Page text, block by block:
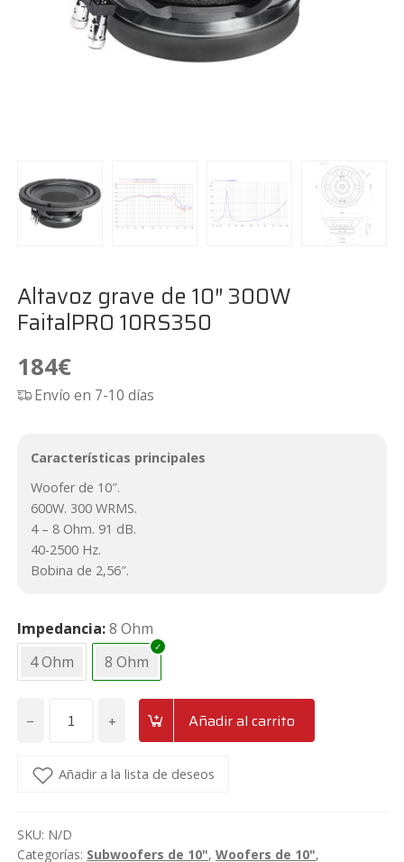
Altavoz grave de 10″ 300W
FaitalPRO 10RS350
184€
Envío en 7-10 días
Características principales
Woofer de 10″.
600W. 300 WRMS.
4 – 8 Ohm. 91 dB.
40-2500 Hz.
Bobina de 2,56″.
Impedancia 8 Ohm
4 Ohm
8 Ohm
−
de
FaitalPRO
+ Añadir al carrito
Añadir a la lista de deseos
SKU: N/D
Categorías: Subwoofers de 10",Woofers de 10",